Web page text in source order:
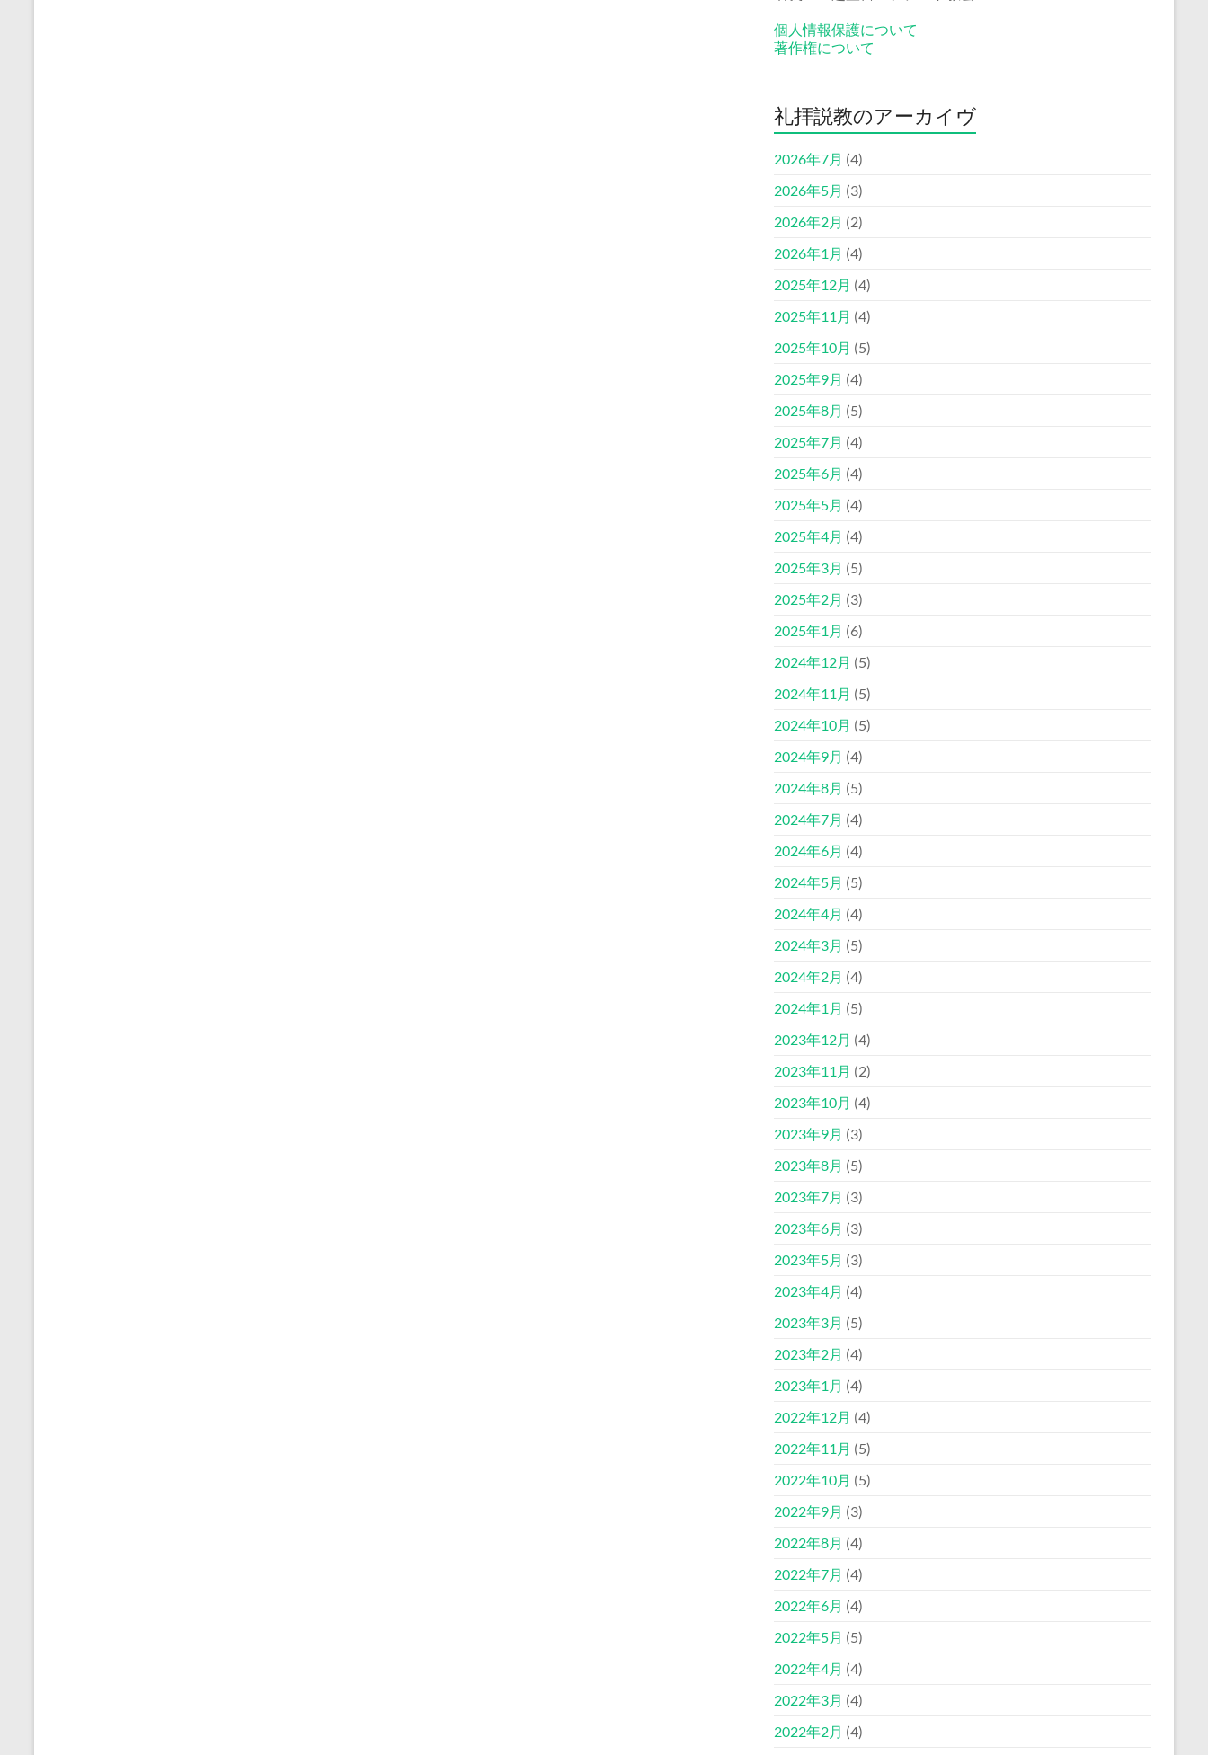
個人情報保護について
著作権について
礼拝説教のアーカイヴ
2026年7月 (4)
2026年5月 (3)
2026年2月 (2)
2026年1月 (4)
2025年12月 (4)
2025年11月 (4)
2025年10月 (5)
2025年9月 (4)
2025年8月 (5)
2025年7月 (4)
2025年6月 (4)
2025年5月 (4)
2025年4月 (4)
2025年3月 (5)
2025年2月 (3)
2025年1月 (6)
2024年12月 (5)
2024年11月 (5)
2024年10月 (5)
2024年9月 (4)
2024年8月 (5)
2024年7月 (4)
2024年6月 (4)
2024年5月 (5)
2024年4月 (4)
2024年3月 (5)
2024年2月 (4)
2024年1月 (5)
2023年12月 (4)
2023年11月 (2)
2023年10月 (4)
2023年9月 (3)
2023年8月 (5)
2023年7月 (3)
2023年6月 (3)
2023年5月 (3)
2023年4月 (4)
2023年3月 (5)
2023年2月 (4)
2023年1月 (4)
2022年12月 (4)
2022年11月 (5)
2022年10月 (5)
2022年9月 (3)
2022年8月 (4)
2022年7月 (4)
2022年6月 (4)
2022年5月 (5)
2022年4月 (4)
2022年3月 (4)
2022年2月 (4)